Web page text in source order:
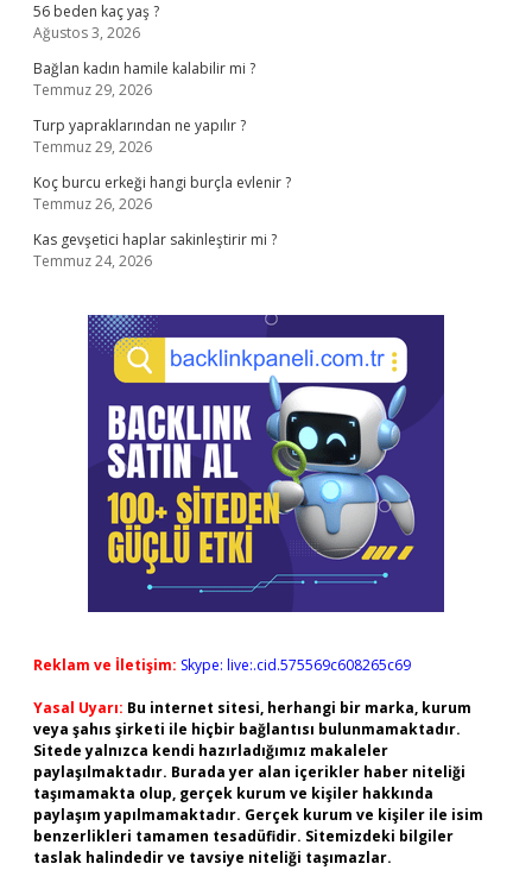
56 beden kaç yaş ?
Ağustos 3, 2026
Bağlan kadın hamile kalabilir mi ?
Temmuz 29, 2026
Turp yapraklarından ne yapılır ?
Temmuz 29, 2026
Koç burcu erkeği hangi burçla evlenir ?
Temmuz 26, 2026
Kas gevşetici haplar sakinleştirir mi ?
Temmuz 24, 2026
Reklam ve İletişim: Skype: live:.cid.575569c608265c69
Yasal Uyarı: Bu internet sitesi, herhangi bir marka, kurum
veya şahıs şirketi ile hiçbir bağlantısı bulunmamaktadır.
Sitede yalnızca kendi hazırladığımız makaleler
paylaşılmaktadır. Burada yer alan içerikler haber niteliği
taşımamakta olup, gerçek kurum ve kişiler hakkında
paylaşım yapılmamaktadır. Gerçek kurum ve kişiler ile isim
benzerlikleri tamamen tesadüfidir. Sitemizdeki bilgiler
taslak halindedir ve tavsiye niteliği taşımazlar.